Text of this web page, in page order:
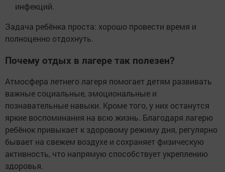
инфекций.
Задача ребёнка проста: хорошо провести время и
полноценно отдохнуть.
Почему отдых в лагере так полезен?
Атмосфера летнего лагеря помогает детям развивать
важные социальные, эмоциональные и
познавательные навыки. Кроме того, у них останутся
яркие воспоминания на всю жизнь. Благодаря лагерю
ребёнок привыкает к здоровому режиму дня, регулярно
бывает на свежем воздухе и сохраняет физическую
активность, что напрямую способствует укреплению
здоровья.